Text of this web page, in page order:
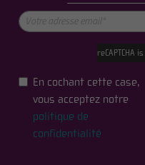
reCAPTCHA
En cochant cette case,
vous acceptez notre
politique de
confidentialité